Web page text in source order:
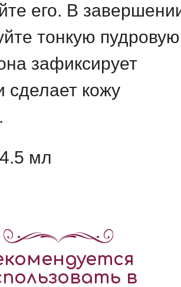
его. В
тонкую пудровую
зафиксирует
сделает кожу
мл
в